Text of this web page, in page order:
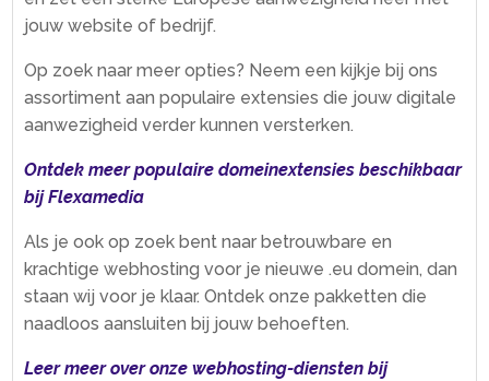
jouw website of bedrijf.​
Op zoek naar meer opties? Neem een kijkje bij ons
assortiment aan populaire extensies die jouw digitale
aanwezigheid verder kunnen versterken.​
Ontdek meer populaire domeinextensies beschikbaar
bij Flexamedia
Als je ook op zoek bent naar betrouwbare en
krachtige webhosting voor je nieuwe .​eu domein, dan
staan wij voor je klaar.​ Ontdek onze pakketten die
naadloos aansluiten bij jouw behoeften.​
Leer meer over onze webhosting-diensten bij